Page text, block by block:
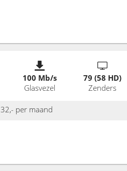
100 Mb/s
Glasvezel
79 (58 HD)
Zenders
32,- per maand